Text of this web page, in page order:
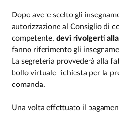
Dopo avere scelto gli
autorizzazione al Consiglio di
competente, devi rivolgerti alla
fanno riferimento gli
La segreteria provvederà alla
bollo virtuale richiesta per la
domanda.
Una volta effettuato il